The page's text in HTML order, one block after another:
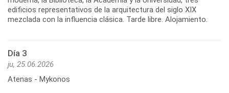
edificios representativos de la arquitectura del siglo XIX
mezclada con la influencia clásica. Tarde libre. Alojamiento.
Día 3
ju, 25.06.2026
Atenas - Mykonos